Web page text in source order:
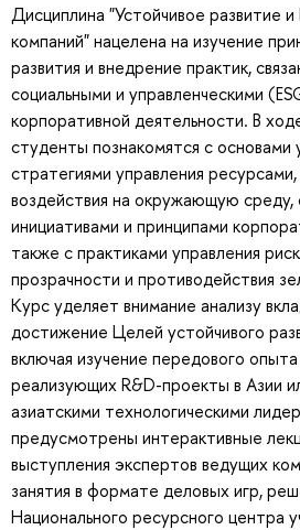
Дисциплина "Устойчивое развитие и
компаний" нацелена на изучение
развития и внедрение практик,
социальными и управленческими
корпоративной деятельности. В
студенты познакомятся с основами
стратегиями управления
воздействия на окружающую среду,
инициативами и принципами
также с практиками управления
прозрачности и противодействия
Курс уделяет внимание анализу
достижение Целей устойчивого
включая изучение передового
реализующих R&D-проекты в Азии
азиатскими технологическими
предусмотрены интерактивные
выступления экспертов ведущих
занятия в формате деловых игр,
Национального ресурсного центра